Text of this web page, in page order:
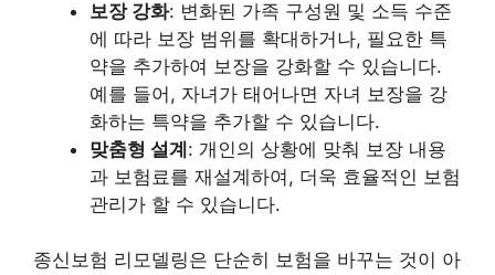
보장 강화: 변화된 가족 구성원 및 소득 수준
에 따라 보장 범위를 확대하거나, 필요한 특
약을 추가하여 보장을 강화할 수 있습니다.
예를 들어, 자녀가 태어나면 자녀 보장을 강
화하는 특약을 추가할 수 있습니다.
맞춤형 설계: 개인의 상황에 맞춰 보장 내용
과 보험료를 재설계하여, 더욱 효율적인 보험
관리가 할 수 있습니다.
종신보험 리모델링은 단순히 보험을 바꾸는 것이 아